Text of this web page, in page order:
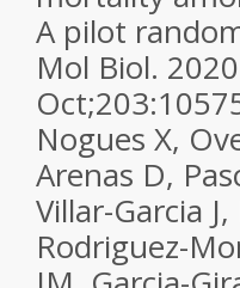
A pilot
Mol Biol. 2020
Nogues X,
Arenas D,
Villar-Garcia
Rodriguez-